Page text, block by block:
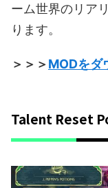
ーム世界のリア
ります。
＞＞＞MODをダ
Talent Reset